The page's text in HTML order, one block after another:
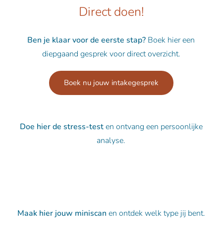
Direct doen!
Ben je klaar voor de eerste stap? Boek hier een
diepgaand gesprek voor direct overzicht.
Boek nu jouw intakegesprek
Doe hier de stress-testen ontvang een persoonlijke
analyse.
Maak hier jouw miniscan en ontdek welk type jij bent.